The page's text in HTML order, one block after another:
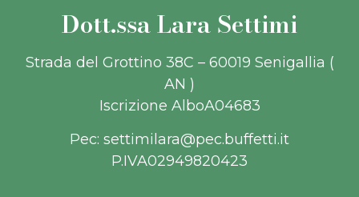
Dott.ssa Lara Settimi
Strada del Grottino 38C – 60019 Senigallia (
AN )
Iscrizione AlboA04683
Pec: settimilara@pec.buffetti.it
P.IVA02949820423